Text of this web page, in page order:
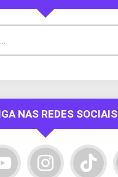
NAS REDES SOCIAIS